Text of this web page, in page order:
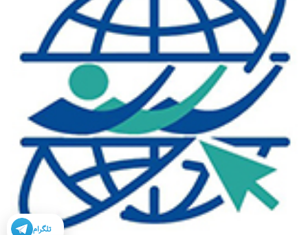
تلگرام